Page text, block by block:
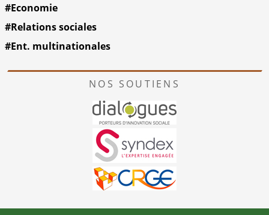
#Economie
#Relations sociales
#Ent. multinationales
NOS SOUTIENS